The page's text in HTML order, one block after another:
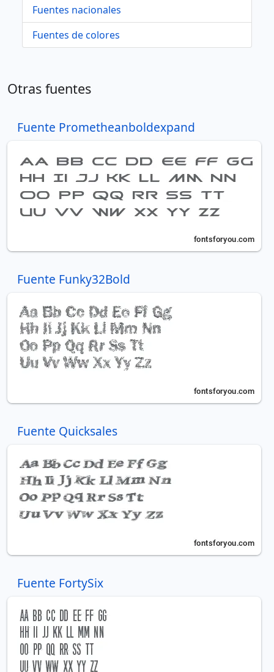
Fuentes nacionales
Fuentes de colores
Otras fuentes
Fuente Prometheanboldexpand
Fuente Funky32Bold
Fuente Quicksales
Fuente FortySix